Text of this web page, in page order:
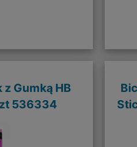
z Gumką HB
536334